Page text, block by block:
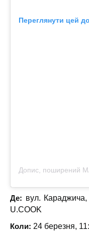
Переглянути цей
Де: вул.
U.COOK
Коли: 24 березня,